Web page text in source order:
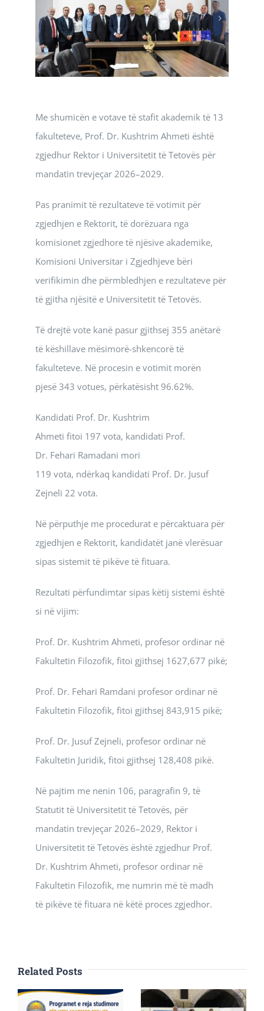
Me shumicën e votave të stafit akademik të 13
fakulteteve, Prof. Dr. Kushtrim Ahmeti është
zgjedhur Rektor i Universitetit të Tetovës për
mandatin trevjeçar 2026–2029.
Pas pranimit të rezultateve të votimit për
zgjedhjen e Rektorit, të dorëzuara nga
komisionet zgjedhore të njësive akademike,
Komisioni Universitar i Zgjedhjeve bëri
verifikimin dhe përmbledhjen e rezultateve për
të gjitha njësitë e Universitetit të Tetovës.
Të drejtë vote kanë pasur gjithsej 355 anëtarë
të këshillave mësimorë-shkencorë të
fakulteteve. Në procesin e votimit morën
pjesë 343 votues, përkatësisht 96.62%.
Kandidati Prof. Dr. Kushtrim
Ahmeti fitoi 197 vota, kandidati Prof.
Dr. Fehari Ramadani mori
119 vota, ndërkaq kandidati Prof. Dr. Jusuf
Zejneli 22 vota.
Në përputhje me procedurat e përcaktuara për
zgjedhjen e Rektorit, kandidatët janë vlerësuar
sipas sistemit të pikëve të fituara.
Rezultati përfundimtar sipas këtij sistemi është
si në vijim:
Prof. Dr. Kushtrim Ahmeti, profesor ordinar në
Fakultetin Filozofik, fitoi gjithsej 1627,677 pikë;
Prof. Dr. Fehari Ramdani profesor ordinar në
Fakultetin Filozofik, fitoi gjithsej 843,915 pikë;
Prof. Dr. Jusuf Zejneli, profesor ordinar në
Fakultetin Juridik, fitoi gjithsej 128,408 pikë.
Në pajtim me nenin 106, paragrafin 9, të
Statutit të Universitetit të Tetovës, për
mandatin trevjeçar 2026–2029, Rektor i
Universitetit të Tetovës është zgjedhur Prof.
Dr. Kushtrim Ahmeti, profesor ordinar në
Fakultetin Filozofik, me numrin më të madh
të pikëve të fituara në këtë proces zgjedhor.
Related Posts